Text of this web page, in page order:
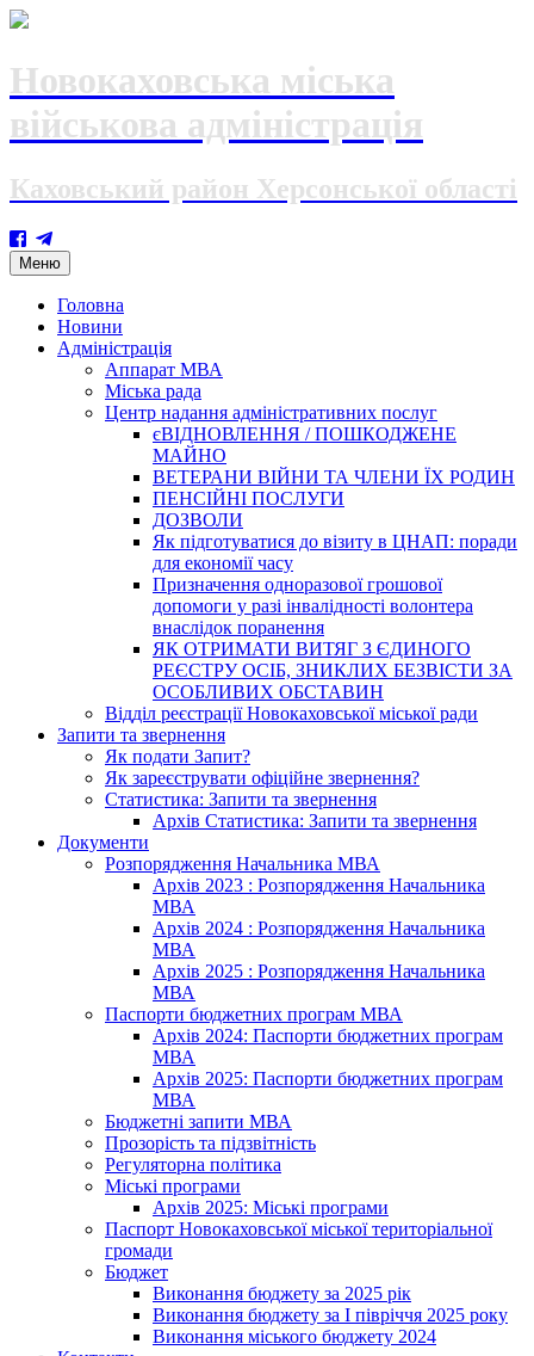
Новокаховська міська
військова адміністрація
Каховський район Херсонської області
Меню Skip
to
content
Головна
Новини
Адміністрація
Аппарат МВА
Міська рада
Центр надання адміністративних послуг
єВІДНОВЛЕННЯ / ПОШКОДЖЕНЕ
МАЙНО
ВЕТЕРАНИ ВІЙНИ ТА ЧЛЕНИ ЇХ РОДИН
ПЕНСІЙНІ ПОСЛУГИ
ДОЗВОЛИ
Як підготуватися до візиту в ЦНАП: поради
для економії часу
Призначення одноразової грошової
допомоги у разі інвалідності волонтера
внаслідок поранення
ЯК ОТРИМАТИ ВИТЯГ З ЄДИНОГО
РЕЄСТРУ ОСІБ, ЗНИКЛИХ БЕЗВІСТИ ЗА
ОСОБЛИВИХ ОБСТАВИН
Відділ реєстрації Новокаховської міської ради
Запити та звернення
Як подати Запит?
Як зареєструвати офіційне звернення?
Статистика: Запити та звернення
Архів Статистика: Запити та звернення
Документи
Розпорядження Начальника МВА
Архів 2023 : Розпорядження Начальника
МВА
Архів 2024 : Розпорядження Начальника
МВА
Архів 2025 : Розпорядження Начальника
МВА
Паспорти бюджетних програм МВА
Архів 2024: Паспорти бюджетних програм
МВА
Архів 2025: Паспорти бюджетних програм
МВА
Бюджетні запити МВА
Прозорість та підзвітність
Регуляторна політика
Міські програми
Архів 2025: Міські програми
Паспорт Новокаховської міської територіальної
громади
Бюджет
Виконання бюджету за 2025 рік
Виконання бюджету за І півріччя 2025 року
Виконання міського бюджету 2024